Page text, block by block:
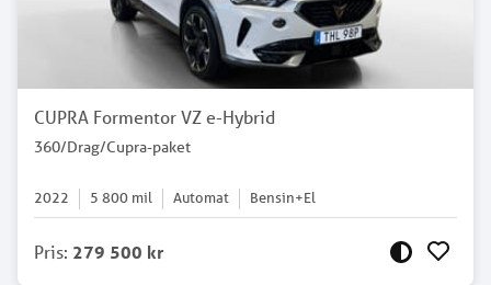
CUPRA Formentor VZ e-Hybrid
360/Drag/Cupra-paket
2022 5 800 mil Automat Bensin+El
Pris: 279 500 kr